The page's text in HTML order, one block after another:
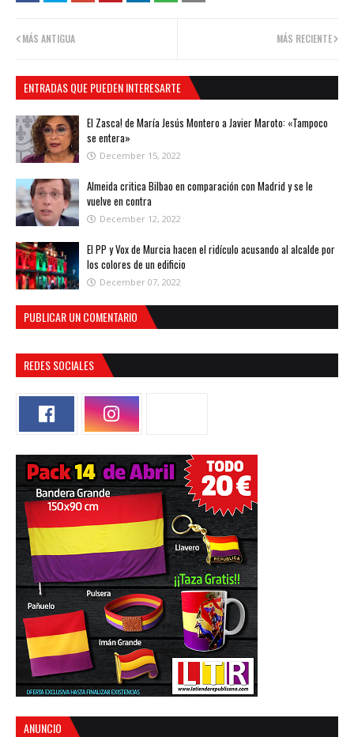
MÁS RECIENTE
MÁS ANTIGUA
ENTRADAS QUE PUEDEN INTERESARTE
El Zasca! de María Jesús Montero a Javier Maroto: «Tampoco
se entera»
December 15, 2022
Almeida critica Bilbao en comparación con Madrid y se le
vuelve en contra
December 12, 2022
El PP y Vox de Murcia hacen el ridículo acusando al alcalde por
los colores de un edificio
December 07, 2022
PUBLICAR UN COMENTARIO
REDES SOCIALES
ANUNCIO